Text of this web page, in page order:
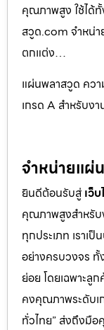
คุณภาพสูง ใช้ได้
สวูด.com จำหน่
ตกแต่ง…
แผ่นพลาสวูด คว
เกรด A สำหรับง
จำหน่ายแผ่
ยินดีต้อนรับสู่ เว็
คุณภาพสูงสำหรับ
ทุกประเภท เราเ
อย่างครบวงจร ทั้
ย่อย โดยเฉพาะลู
คงคุณภาพระดับเ
ทั่วไทย” ส่งถึงมื